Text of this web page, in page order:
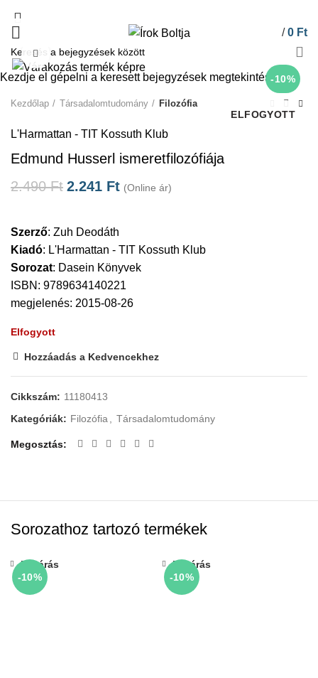
/ 0 Ft
-10%
ELFOGYOTT
Click to enlarge
Kezdőlap Társadalomtudomány Filozófia
L'Harmattan - TIT Kossuth Klub
Edmund Husserl ismeretfilozófiája
2.490Ft 2.241 Ft (Online ár)
Szerző: Zuh Deodáth
Kiadó: L'Harmattan - TIT Kossuth Klub
Sorozat: Dasein Könyvek
ISBN: 9789634140221
megjelenés: 2015-08-26
Elfogyott
Hozzáadás a Kedvencekhez
Cikkszám: 11180413
Kategóriák: Filozófia, Társadalomtudomány
Megosztás
Sorozathoz tartozó termékek
-10%
Bezárás
-10%
Bezárás
Kezdje el gépelni a keresett bejegyzések megtekintéséhez.